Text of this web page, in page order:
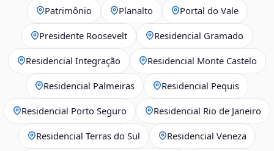
Patrimônio Planalto Portal do Vale
Presidente Roosevelt Residencial Gramado
Residencial Integração Residencial Monte Castelo
Residencial Palmeiras Residencial Pequis
Residencial Porto Seguro Residencial Rio de Janeiro
Residencial Terras do Sul Residencial Veneza